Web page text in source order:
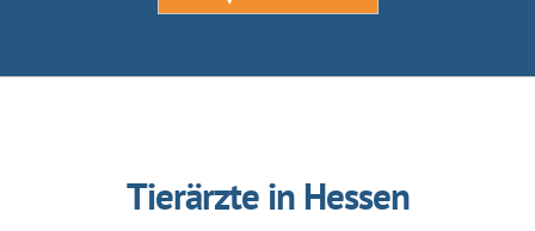
Tierärzte in Hessen